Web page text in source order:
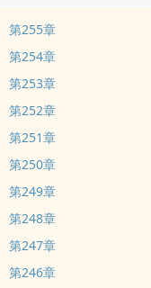
第255章
第254章
第253章
第252章
第251章
第250章
第249章
第248章
第247章
第246章